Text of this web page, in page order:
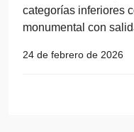
categorías inferiores
monumental con
24 de febrero de 2026